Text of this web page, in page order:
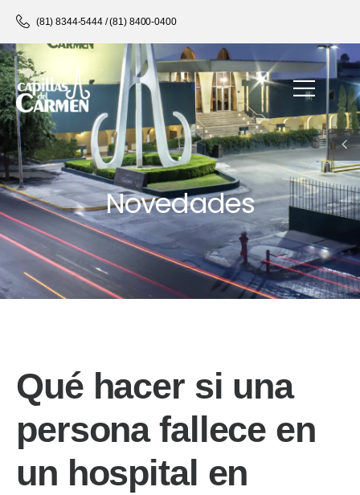
(81) 8344-5444 / (81) 8400-0400
Novedades
Qué hacer si una
persona fallece en
un hospital en